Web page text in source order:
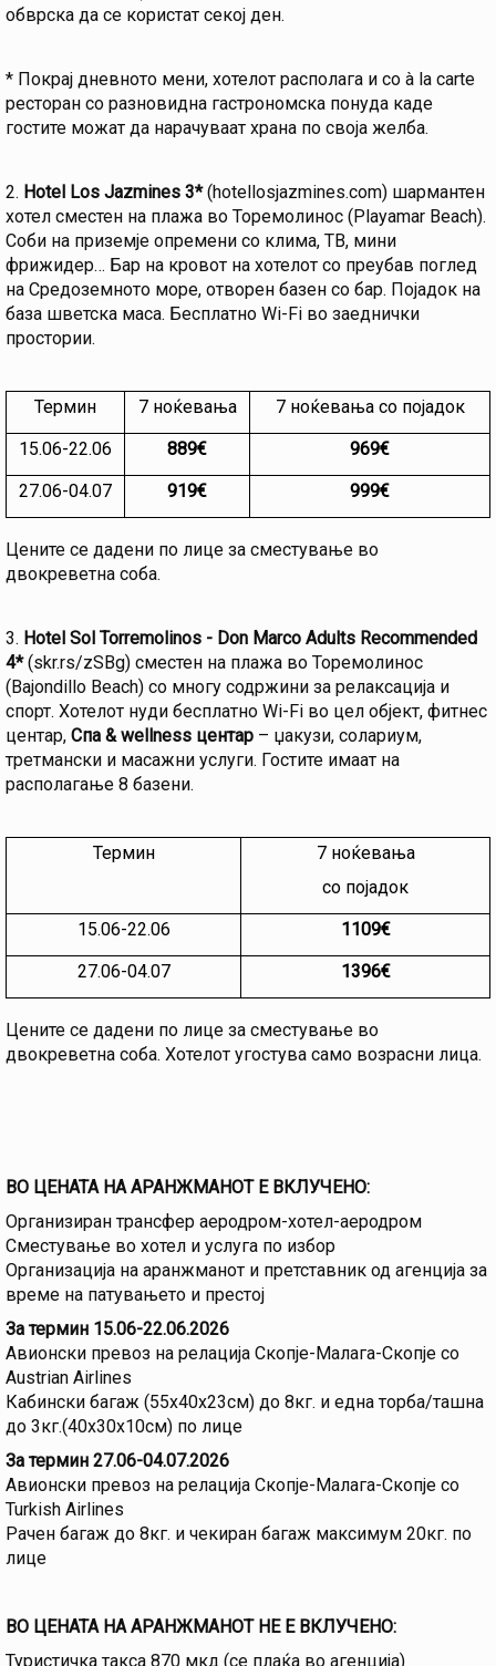
обврска да се користат секој ден.
* Покрај дневното мени, хотелот располага и со à la carte
ресторан со разновидна гастрономска понуда каде
гостите можат да нарачуваат храна по своја желба.
2. Hotel Los Jazmines 3*(hotellosjazmines.com) шармантен
хотел сместен на плажа во Торемолинос (Playamar Beach).
Соби на приземје опремени со клима, ТВ, мини
фрижидер… Бар на кровот на хотелот со преубав поглед
на Средоземното море, отворен базен со бар. Појадок на
база шветска маса. Бесплатно Wi-Fi во заеднички
простории.
Термин 7 ноќевања
7 ноќевања со појадок
15.06-22.06
889€
969€
27.06-04.07
919€ 999€
Цените се дадени по лице за сместување во
двокреветна соба.
3. Hotel Sol Torremolinos - Don Marco Adults Recommended
4* (skr.rs/zSBg) сместен на плажа во Торемолинос
(Bajondillo Beach) со многу содржини за релаксација и
спорт. Хотелот нуди бесплатно Wi-Fi во цел објект, фитнес
центар, Спа & wellness центар – џакузи, солариум,
третмански и масажни услуги. Гостите имаат на
располагање 8 базени.
Термин
7 ноќевања
со појадок
15.06-22.06
1109€
27.06-04.07
1396€
Цените се дадени по лице за сместување во
двокреветна соба. Хотелот угостува само возрасни лица.
ВО ЦЕНАТА НА АРАНЖМАНОТ Е ВКЛУЧЕНО:
Организиран трансфер аеродром-хотел-аеродром
Сместување во хотел и услуга по избор
Организација на аранжманот и претставник од агенција за
време на патувањето и престој
За термин 15.06-22.06.2026
Авионски превоз на релација Скопје-Малага-Скопје со
Austrian Airlines
Кабински багаж (55х40х23см) до 8кг. и една торба/ташна
до 3кг.(40х30х10см) по лице
За термин 27.06-04.07.2026
Авионски превоз на релација Скопје-Малага-Скопје со
Turkish Airlines
Рачен багаж до 8кг. и чекиран багаж максимум 20кг. по
лице
ВО ЦЕНАТА НА АРАНЖМАНОТ НЕ Е ВКЛУЧЕНО:
Туристичка такса 870 мкд (се плаќа во агенција)